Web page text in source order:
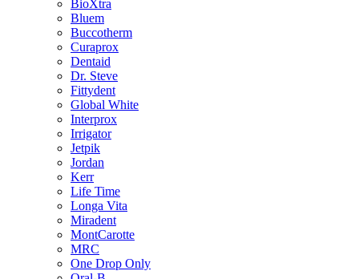
BioXtra
Bluem
Buccotherm
Curaprox
Dentaid
Dr. Steve
Fittydent
Global White
Interprox
Irrigator
Jetpik
Jordan
Kerr
Life Time
Longa Vita
Miradent
MontCarotte
MRC
One Drop Only